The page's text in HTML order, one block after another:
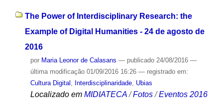
The Power of Interdisciplinary Research: the
Example of Digital Humanities - 24 de agosto de
2016
por Maria Leonor de Calasans — publicado24/08/2016 —
última modificação01/09/2016 16:26 — registrado em:
Cultura Digital , Interdisciplinaridade, Ubias
Localizado em MIDIATECA /Fotos /Eventos 2016